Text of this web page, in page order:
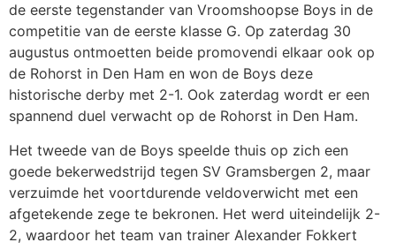
de eerste tegenstander van Vroomshoopse Boys in de
competitie van de eerste klasse G. Op zaterdag 30
augustus ontmoetten beide promovendi elkaar ook op
de Rohorst in Den Ham en won de Boys deze
historische derby met 2-1. Ook zaterdag wordt er een
spannend duel verwacht op de Rohorst in Den Ham.
Het tweede van de Boys speelde thuis op zich een
goede bekerwedstrijd tegen SV Gramsbergen 2, maar
verzuimde het voortdurende veldoverwicht met een
afgetekende zege te bekronen. Het werd uiteindelijk 2-
2, waardoor het team van trainer Alexander Fokkert